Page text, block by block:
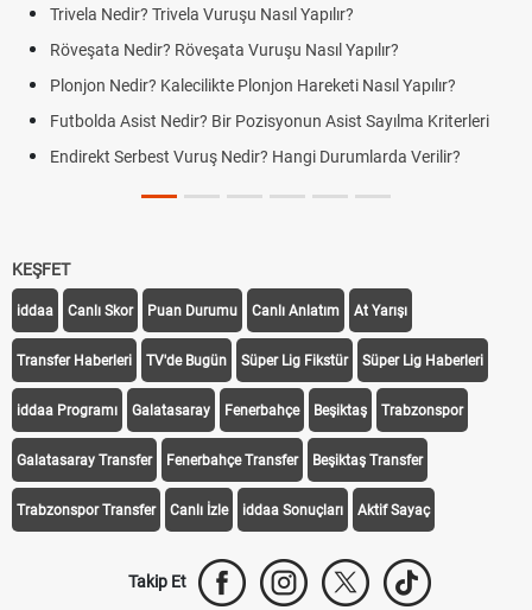
Yapılır?
Nasıl Yapılır?
Hareketi Nasıl Yapılır?
Asist Sayılma Kriterleri
Hangi Durumlarda Verilir?
Bonservis Nedir? Futbolda
Jübile Maçı Nedir? Futbolda
Futbolda Averaj Nedir? Genel
Yenileme ve Yeni Kayıt Tarihleri
KEŞFET
iddaa Canlı Skor Puan Durumu Canlı Anlatım At Yarışı
Transfer Haberleri TV'de Bugün Süper Lig Fikstür Süper Lig Haberleri
iddaa Programı Galatasaray Fenerbahçe Beşiktaş Trabzonspor
Galatasaray Transfer Fenerbahçe Transfer Beşiktaş Transfer
Canlı İzle iddaa Sonuçları Aktif Sayaç